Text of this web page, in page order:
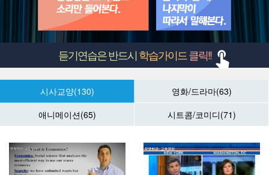
듣기연습은 반드시학습가이드클릭!!touch_app
시사교양(130)
영화/드라마(63)
애니메이션(65)
시트콤/코미디(71)